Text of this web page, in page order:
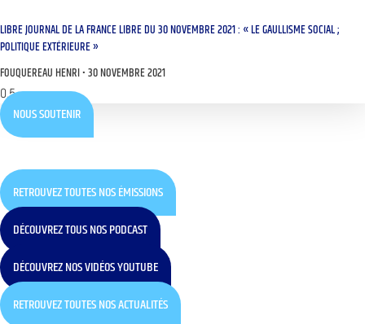
LIBRE JOURNAL DE LA FRANCE LIBRE DU 30 NOVEMBRE 2021 : « LE GAULLISME SOCIAL ;
POLITIQUE EXTÉRIEURE »
FOUQUEREAU HENRI 30 NOVEMBRE 2021
NOUS SOUTENIR
RETROUVEZ TOUTES NOS ÉMISSIONS
DÉCOUVREZ TOUS NOS PODCAST
DÉCOUVREZ NOS VIDÉOS YOUTUBE
RETROUVEZ TOUTES NOS ACTUALITÉS